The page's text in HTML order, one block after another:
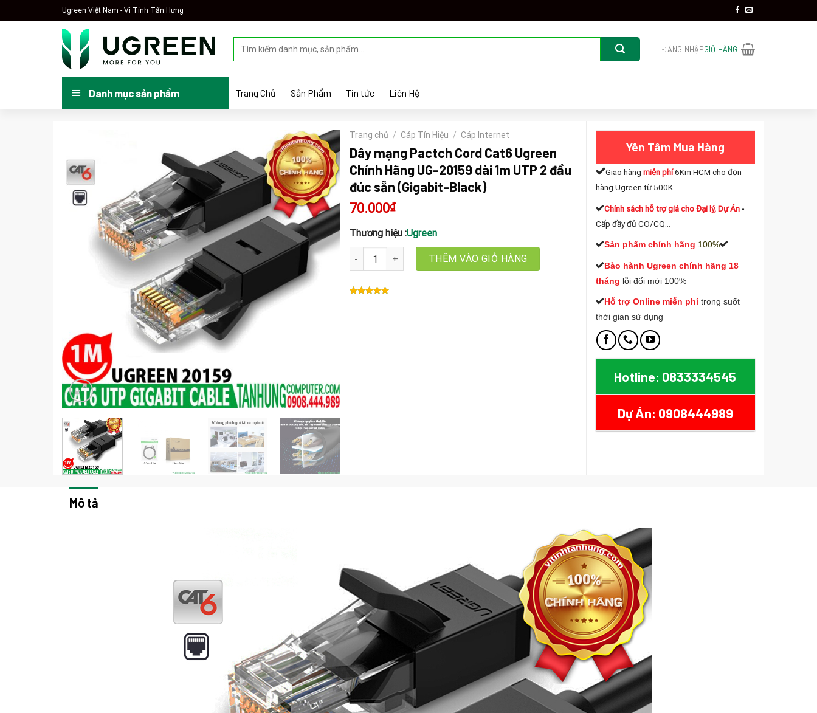
to
Ugreen Việt Nam - Vi Tính Tấn Hưng
kiếm:
ĐĂNG NHẬPGIỎ HÀNG
Danh mục sản phẩm Trang Chủ Sản Phẩm Tin tức Liên Hệ
Trang chủ / Cáp Tín Hiệu / Cáp Internet
Dây mạng Pactch Cord Cat6 Ugreen
Chính Hãng UG-20159 dài 1m UTP 2 đầu
đúc sẵn (Gigabit-Black)
70.000₫
Thương hiệu :Ugreen
Dây mạng Pactch Cord Cat6 Ugreen Chính Hãng UG-20159 dài 1m UTP 2 đầu đúc sẵn (Gigabit-Black) số lượng
THÊM VÀO GIỎ HÀNG
Yên Tâm Mua Hàng
Giao hàng miễn phí 6Km HCM cho đơn
hàng Ugreen từ 500K.
Chính sách hỗ trợ giá cho Đại lý, Dự Án-
Cấp đầy đủ CO/CQ...
Sản phẩm chính hãng 100%
Bào hành Ugreen chính hãng 18
tháng lỗi đổi mới 100%
Hỗ trợ Online miễn phí trong suốt
thời gian sử dụng
Hotline: 0833334545
Dự Án: 0908444989
Mô tả